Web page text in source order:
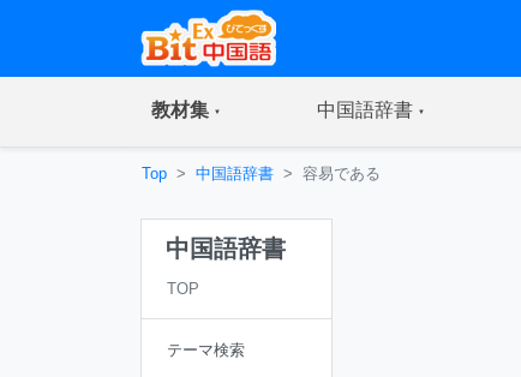
教材集(current) 中国語辞書(current)
Top 中国語辞書 容易である
中国語辞書
TOP
テーマ検索